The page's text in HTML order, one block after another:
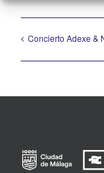
Concierto Adexe &